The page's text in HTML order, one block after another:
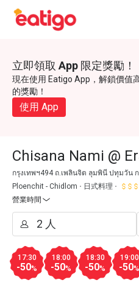
立即領取 App 限定獎勵！
現在使用 Eatigo App，解鎖價值
的獎勵！
使用 App
Chisana Nami @
กรุงเทพฯ494 ถ.เพลินจิต ลุมพินี ปทุมวัน
Ploenchit - Chidlom
日式料理
營業時間
17:30
-50%
18:00
-50%
18:30
-50%
19:00
-50%